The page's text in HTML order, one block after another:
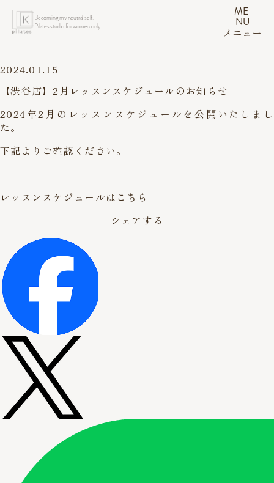
Becoming my neutral self.
Pilates studio for women only.
ME
NU
メニュー
2024.01.15
【渋谷店】2月レッスンスケジュールのお知らせ
2024年2月のレッスンスケジュールを公開いたしまし
た。
下記よりご確認ください。
レッスンスケジュールはこちら
シェアする